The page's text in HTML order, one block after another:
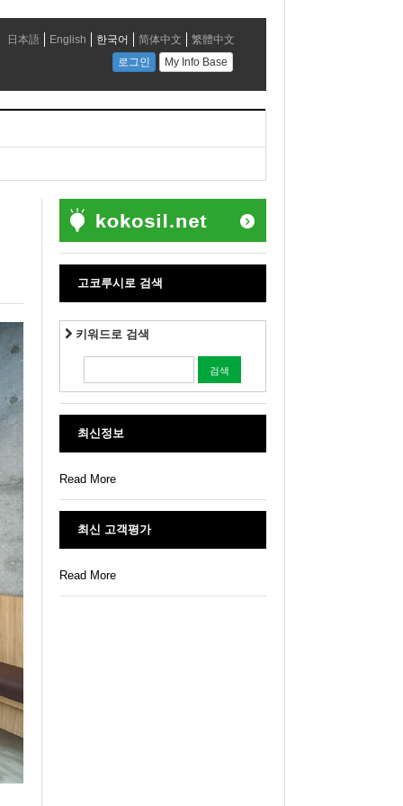
고코루시로 검색
키워드로 검색
최신정보
Read More
최신 고객평가
Read More